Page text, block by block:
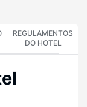
REGULAMENTOS
DO HOTEL